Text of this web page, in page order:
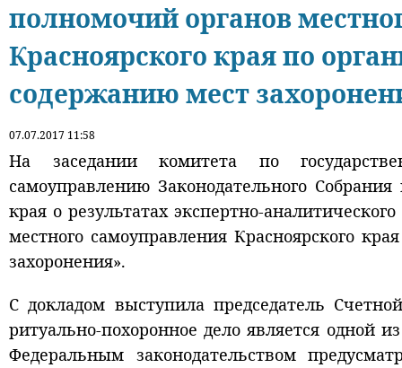
полномочий органов
Красноярского края по
содержанию мест
07.07.2017 11:58
На заседании комитета по
самоуправлению Законодательного
края о результатах экспертно-
местного самоуправления Красноярского
захоронения».
С докладом выступила председатель
ритуально-похоронное дело является одной
Федеральным законодательством